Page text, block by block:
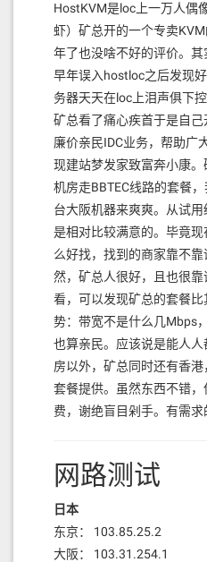
HostKVM是loc上一万人偶
虾）矿总开的一个专卖
年了也没啥不好的评价。
早年误入hostloc之后发现
务器天天在loc上泪声俱下
矿总看了痛心疾首于是自
廉价亲民IDC业务，帮助广
现建站梦发家致富奔小康
机房走BBTEC线路的套餐
台大阪机器来爽爽。从试
是相对比较满意的。毕竟
么好找，找到的商家靠不
然，矿总人很好，且也很
看，可以发现矿总的套餐
势：带宽不是什么几Mbps
也算亲民。应该说是能人
房以外，矿总同时还有香
套餐提供。虽然东西不错
费，谢绝盲目剁手。有需求
网路测试
日本
东京： 103.85.25.2
大阪： 103.31.254.1